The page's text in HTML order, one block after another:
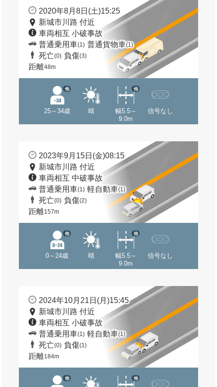
2020年8月8日(土)15:25
新城市川路 付近
車両相互 小破事故
普通乗用車(1) 普通貨物車(1)
死亡(0) 負傷(3)
距離48m
25～34歳
他
晴
幅5.5～
9.0m
他
信号なし
2023年9月15日(金)08:15
新城市川路 付近
車両相互 中破事故
普通乗用車(1) 軽自動車(1)
死亡(0) 負傷(2)
距離157m
0～24歳
他
晴
幅5.5～
9.0m
他
信号なし
2024年10月21日(月)15:45
新城市川路 付近
車両相互 小破事故
普通乗用車(1) 軽自動車(1)
死亡(0) 負傷(1)
距離184m
他 他